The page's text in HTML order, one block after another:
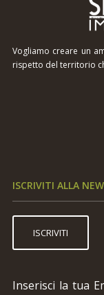
Vogliamo creare un
rispetto del territorio
ISCRIVITI ALLA
ISCRIVITI
Inserisci la tua